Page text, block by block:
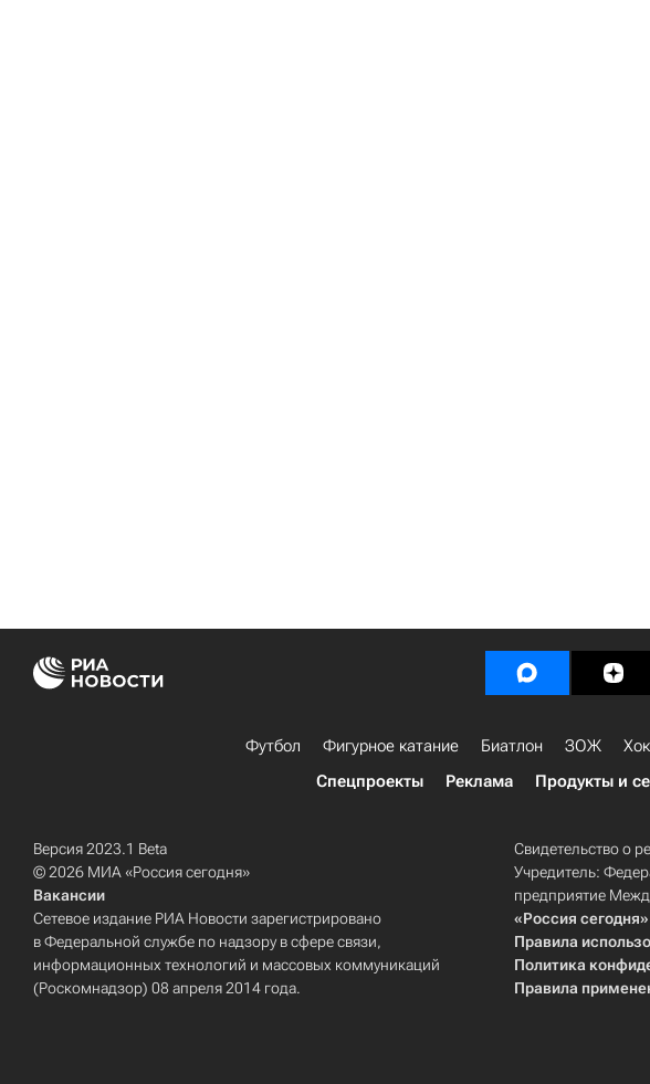
Футбол Фигурное катание Биатлон ЗОЖ
Спецпроекты
Реклама Продукты и
Версия 2023.1 Beta
© 2026 МИА «Россия сегодня»
Вакансии
Сетевое издание РИА Новости зарегистрировано
в Федеральной службе по надзору в сфере связи,
информационных технологий и массовых коммуникаций
(Роскомнадзор) 08 апреля 2014 года.
Свидетельство о
Учредитель:
предприятие
«Россия сегодня»
Правила
Политика
Правила